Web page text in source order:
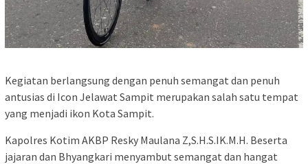
Kegiatan berlangsung dengan penuh semangat dan penuh
antusias di Icon Jelawat Sampit merupakan salah satu tempat
yang menjadi ikon Kota Sampit.
Kapolres Kotim AKBP Resky Maulana Z,S.H.S.IK.M.H. Beserta
jajaran dan Bhyangkari menyambut semangat dan hangat